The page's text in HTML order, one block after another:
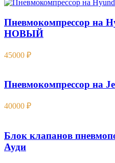
Пневмокомпрессор на
НОВЫЙ
45000 ₽
Пневмокомпрессор на
40000 ₽
Блок клапанов
Ауди